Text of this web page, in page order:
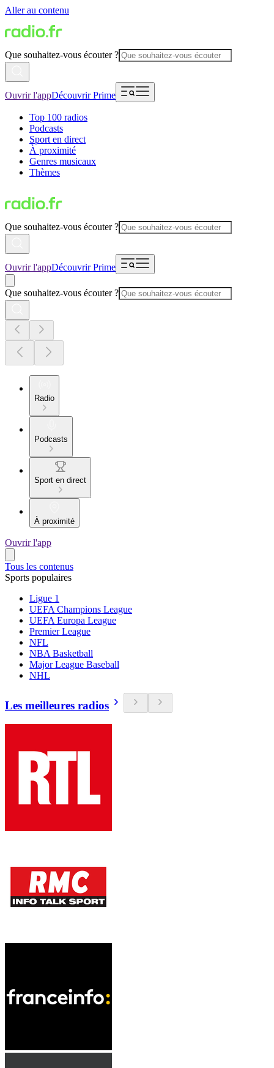
Aller au contenu
Que souhaitez-vous écouter ?
Ouvrir l'appDécouvrir Prime
Top 100 radios
Podcasts
Sport en direct
À proximité
Genres musicaux
Thèmes
Que souhaitez-vous écouter ?
Ouvrir l'appDécouvrir Prime
Que souhaitez-vous écouter ?
Radio
Podcasts
Sport en direct
À proximité
Ouvrir l'app
Tous les contenus
Sports populaires
Ligue 1
UEFA Champions League
UEFA Europa League
Premier League
NFL
NBA Basketball
Major League Baseball
NHL
Les meilleures radios